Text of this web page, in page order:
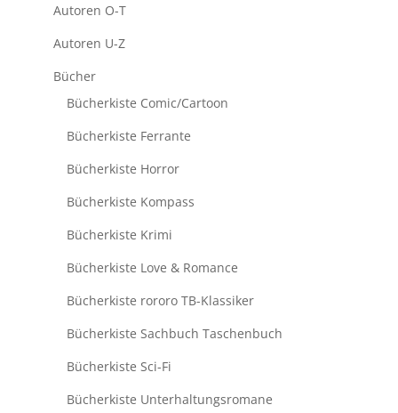
Autoren O-T
Autoren U-Z
Bücher
Bücherkiste Comic/Cartoon
Bücherkiste Ferrante
Bücherkiste Horror
Bücherkiste Kompass
Bücherkiste Krimi
Bücherkiste Love & Romance
Bücherkiste rororo TB-Klassiker
Bücherkiste Sachbuch Taschenbuch
Bücherkiste Sci-Fi
Bücherkiste Unterhaltungsromane